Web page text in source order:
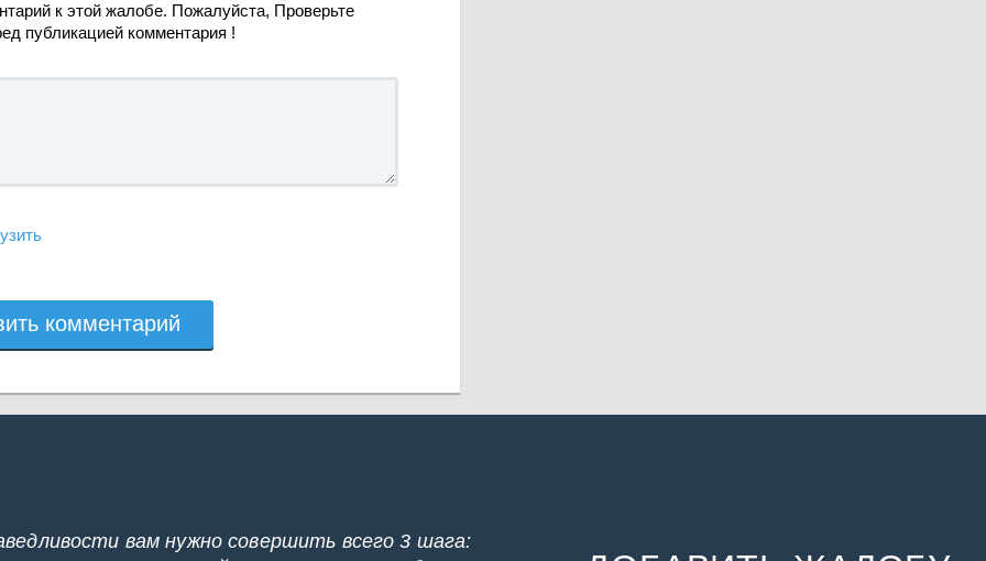
к этой жалобе. Пожалуйста, Проверьте
публикацией комментария !
комментарий
вам нужно совершить всего 3 шага: